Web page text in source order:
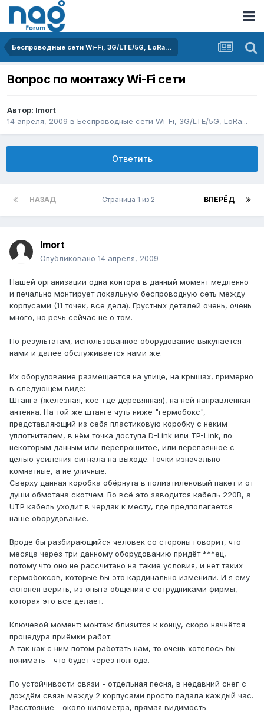
Беспроводные сети Wi-Fi, 3G/LTE/5G, LoRa...
Вопрос по монтажу Wi-Fi сети
Автор: Imort
14 апреля, 2009 в Беспроводные сети Wi-Fi, 3G/LTE/5G, LoRa...
Ответить
НАЗАД ВПЕРЁД
Страница 1 из 2
Imort
Опубликовано 14 апреля, 2009
Нашей организации одна контора в данный момент медленно
и печально монтирует локальную беспроводную сеть между
корпусами (11 точек, все дела). Грустных деталей очень, очень
много, но речь сейчас не о том.
По результатам, использованное оборудование выкупается
нами и далее обслуживается нами же.
Их оборудование размещается на улице, на крышах, примерно
в следующем виде:
Штанга (железная, кое-где деревянная), на ней направленная
антенна. На той же штанге чуть ниже "гермобокс",
представляющий из себя пластиковую коробку с неким
уплотнителем, в нём точка доступа D-Link или TP-Link, по
некоторым данным или перепрошитое, или перепаянное с
целью усиления сигнала на выходе. Точки изначально
комнатные, а не уличные.
Сверху данная коробка обёрнута в полиэтиленовый пакет и от
души обмотана скотчем. Во всё это заводится кабель 220В, а
UTP кабель уходит в чердак к месту, где предполагается
наше оборудование.
Вроде бы разбирающийся человек со стороны говорит, что
месяца через три данному оборудованию придёт ***ец,
потому что оно не рассчитано на такие условия, и нет таких
гермобоксов, которые бы это кардинально изменили. И я ему
склонен верить, из опыта общения с сотрудниками фирмы,
которая это всё делает.
Ключевой момент: монтаж близится к концу, скоро начнётся
процедура приёмки работ.
А так как с ним потом работать нам, то очень хотелось бы
понимать - что будет через полгода.
По устойчивости связи - отдельная песня, в недавний снег с
дождём связь между 2 корпусами просто падала каждый час.
Расстояние - около километра, прямая видимость.